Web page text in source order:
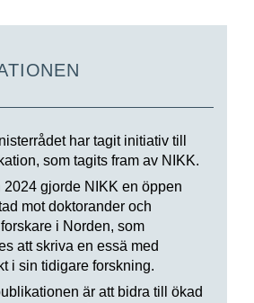
har tagit initiativ till
som tagits fram av NIKK.
2024 gjorde NIKK en öppen
mot doktorander och
i Norden, som
att skriva en essä med
i sin tidigare forskning.
är att bidra till ökad